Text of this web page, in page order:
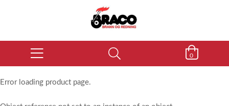
0
Error loading product page.